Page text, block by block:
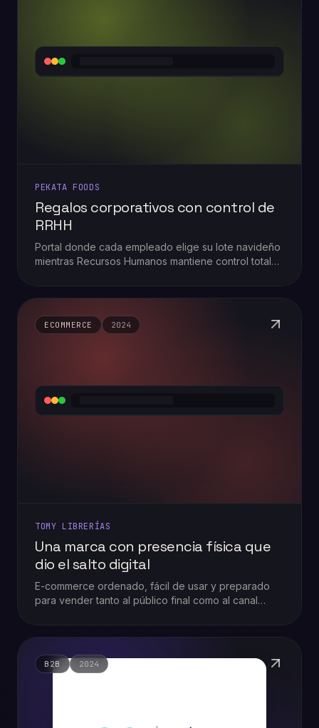
PEKATA FOODS
Regalos corporativos con control de
RRHH
Portal donde cada empleado elige su lote navideño
mientras Recursos Humanos mantiene control total
ECOMMERCE 2024
TOMY LIBRERÍAS
Una marca con presencia física que
dio el salto digital
E-commerce ordenado, fácil de usar y preparado
para vender tanto al público final como al canal
B2B 2024